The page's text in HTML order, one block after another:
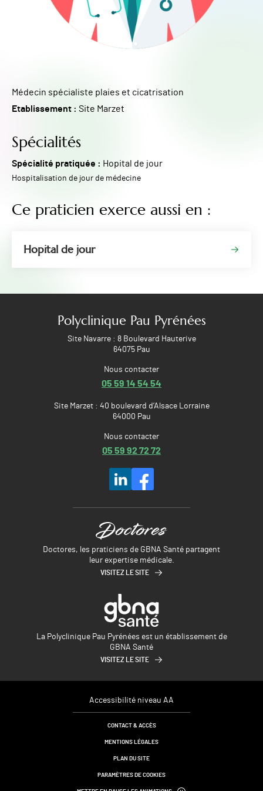
Médecin spécialiste plaies et cicatrisation
Etablissement : Site Marzet
Spécialités
Spécialité pratiquée : Hopital de jour
Hospitalisation de jour de médecine
Ce praticien exerce aussi en :
Hopital de jour
Polyclinique Pau Pyrénées
Site Navarre : 8 Boulevard Hauterive
64075 Pau
Nous contacter
05 59 14 54 54
Site Marzet : 40 boulevard d’Alsace Lorraine
64000 Pau
Nous contacter
05 59 92 72 72
Doctores, les praticiens de GBNA Santé partagent
leur expertise médicale.
VISITEZ LE SITE
La Polyclinique Pau Pyrénées est un établissement de
GBNA Santé
VISITEZ LE SITE
Accessibilité niveau AA
CONTACT & ACCÈS
MENTIONS LÉGALES
PLAN DU SITE
PARAMÈTRES DE COOKIES